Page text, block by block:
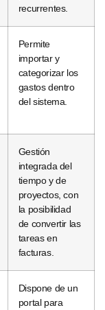
recurrentes.
Permite
importar y
categorizar los
gastos dentro
del sistema.
Gestión
integrada del
tiempo y de
proyectos, con
la posibilidad
de convertir las
tareas en
facturas.
Dispone de un
portal para